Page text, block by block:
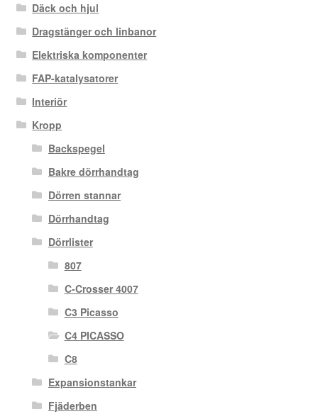
Däck och hjul
Dragstänger och linbanor
Elektriska komponenter
FAP-katalysatorer
Interiör
Kropp
Backspegel
Bakre dörrhandtag
Dörren stannar
Dörrhandtag
Dörrlister
807
C-Crosser 4007
C3 Picasso
C4 PICASSO
C8
Expansionstankar
Fjäderben